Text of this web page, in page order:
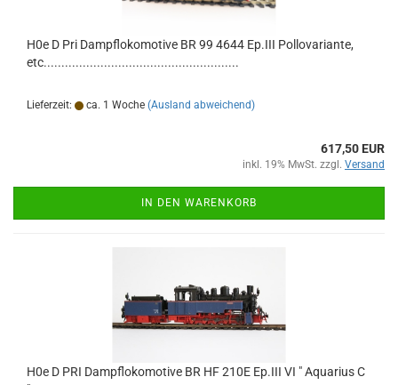
H0e D Pri Dampflokomotive BR 99 4644 Ep.III Pollovariante,
etc.......................................................
Lieferzeit: ca. 1 Woche (Ausland abweichend)
617,50 EUR
inkl. 19% MwSt. zzgl. Versand
IN DEN WARENKORB
H0e D PRI Dampflokomotive BR HF 210E Ep.III VI " Aquarius C